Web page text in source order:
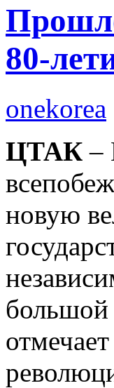
80-
onekorea
ЦТАК –
новую
большой